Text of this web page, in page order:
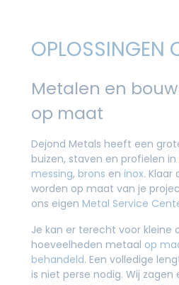
OPLOSSINGEN
Metalen en
op maat
Dejond Metals heeft een
buizen, staven en profielen in
messing, brons en inox. Klaar
worden op maat van je
ons eigen Metal Service
Je kan er terecht voor kleine
hoeveelheden metaal op
behandeld. Een volledige
is niet perse nodig. Wij zagen